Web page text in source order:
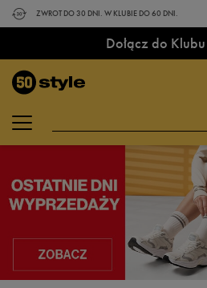
ZWROT DO 30 DNI. W KLUBIE DO 60 DNI.
Dołącz do